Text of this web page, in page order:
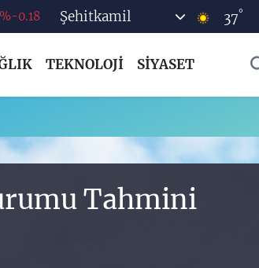
%-0.18
%0.32
%0.38
%-14
Şehitkamil 37°
TEKNOLOJİ SİYASET
Tahmini